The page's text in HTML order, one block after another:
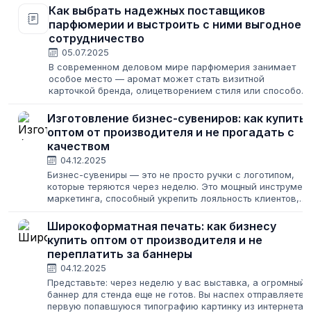
уже после окончания распродажи....
Как выбрать надежных поставщиков
парфюмерии и выстроить с ними выгодное
сотрудничество
05.07.2025
В современном деловом мире парфюмерия занимает
особое место — аромат может стать визитной
карточкой бренда, олицетворением стиля или способом
оптовых поставщиков и закупщиков понимание...
Изготовление бизнес-сувениров: как купить
оптом от производителя и не прогадать с
качеством
04.12.2025
Бизнес-сувениры — это не просто ручки с логотипом,
которые теряются через неделю. Это мощный инструмент
маркетинга, способный укрепить лояльность клиентов,
сотрудников. Но только если подойти...
Широкоформатная печать: как бизнесу
купить оптом от производителя и не
переплатить за баннеры
04.12.2025
Представьте: через неделю у вас выставка, а огромный
баннер для стенда еще не готов. Вы наспех отправляете
первую попавшуюся типографию картинку из интернета и